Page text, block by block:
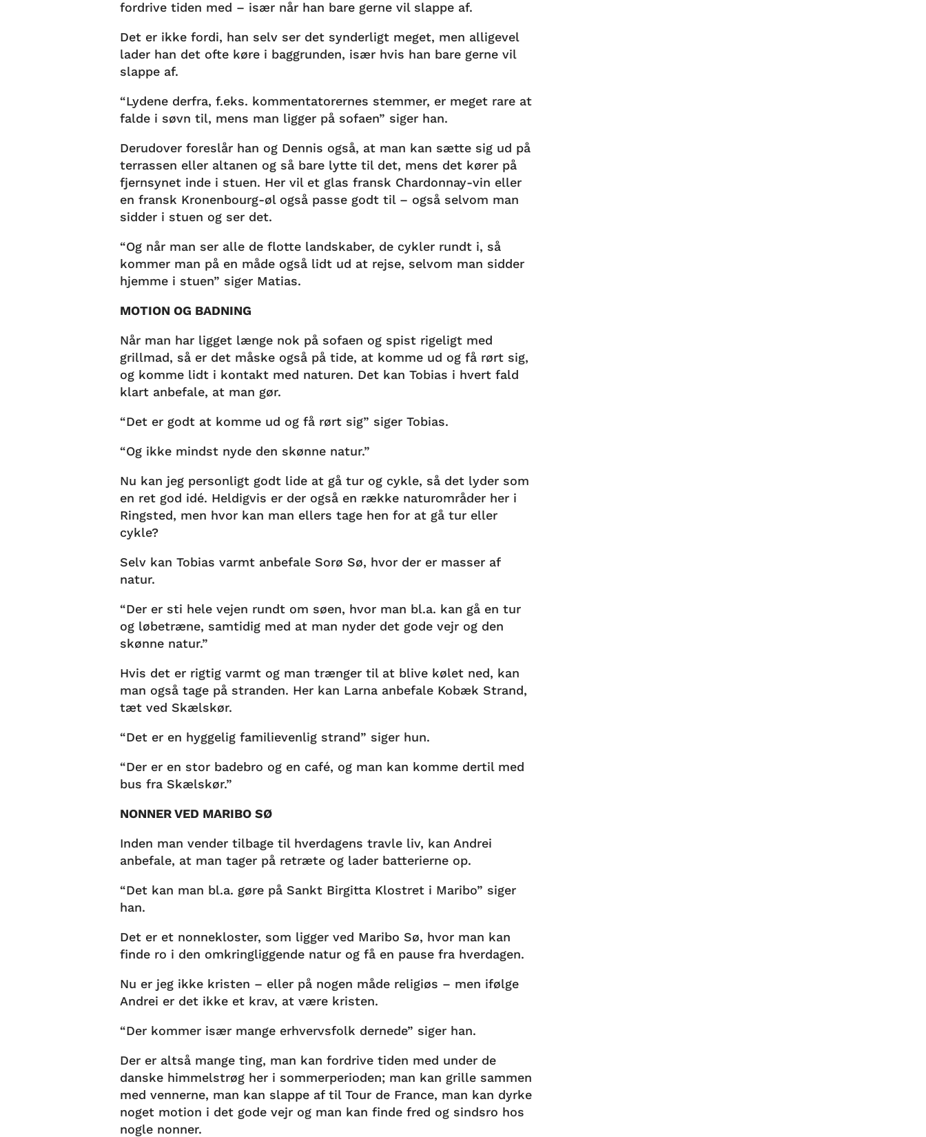
fordrive tiden med – især når han bare gerne vil slappe af.
Det er ikke fordi, han selv ser det synderligt meget, men alligevel
lader han det ofte køre i baggrunden, især hvis han bare gerne vil
slappe af.
“Lydene derfra, f.eks. kommentatorernes stemmer, er meget rare at
falde i søvn til, mens man ligger på sofaen” siger han.
Derudover foreslår han og Dennis også, at man kan sætte sig ud på
terrassen eller altanen og så bare lytte til det, mens det kører på
fjernsynet inde i stuen. Her vil et glas fransk Chardonnay-vin eller
en fransk Kronenbourg-øl også passe godt til – også selvom man
sidder i stuen og ser det.
“Og når man ser alle de flotte landskaber, de cykler rundt i, så
kommer man på en måde også lidt ud at rejse, selvom man sidder
hjemme i stuen” siger Matias.
MOTION OG BADNING
Når man har ligget længe nok på sofaen og spist rigeligt med
grillmad, så er det måske også på tide, at komme ud og få rørt sig,
og komme lidt i kontakt med naturen. Det kan Tobias i hvert fald
klart anbefale, at man gør.
“Det er godt at komme ud og få rørt sig” siger Tobias.
“Og ikke mindst nyde den skønne natur.”
Nu kan jeg personligt godt lide at gå tur og cykle, så det lyder som
en ret god idé. Heldigvis er der også en række naturområder her i
Ringsted, men hvor kan man ellers tage hen for at gå tur eller
cykle?
Selv kan Tobias varmt anbefale Sorø Sø, hvor der er masser af
natur.
“Der er sti hele vejen rundt om søen, hvor man bl.a. kan gå en tur
og løbetræne, samtidig med at man nyder det gode vejr og den
skønne natur.”
Hvis det er rigtig varmt og man trænger til at blive kølet ned, kan
man også tage på stranden. Her kan Larna anbefale Kobæk Strand,
tæt ved Skælskør.
“Det er en hyggelig familievenlig strand” siger hun.
“Der er en stor badebro og en café, og man kan komme dertil med
bus fra Skælskør.”
NONNER VED MARIBO SØ
Inden man vender tilbage til hverdagens travle liv, kan Andrei
anbefale, at man tager på retræte og lader batterierne op.
“Det kan man bl.a. gøre på Sankt Birgitta Klostret i Maribo” siger
han.
Det er et nonnekloster, som ligger ved Maribo Sø, hvor man kan
finde ro i den omkringliggende natur og få en pause fra hverdagen.
Nu er jeg ikke kristen – eller på nogen måde religiøs – men ifølge
Andrei er det ikke et krav, at være kristen.
“Der kommer især mange erhvervsfolk dernede” siger han.
Der er altså mange ting, man kan fordrive tiden med under de
danske himmelstrøg her i sommerperioden; man kan grille sammen
med vennerne, man kan slappe af til Tour de France, man kan dyrke
noget motion i det gode vejr og man kan finde fred og sindsro hos
nogle nonner.